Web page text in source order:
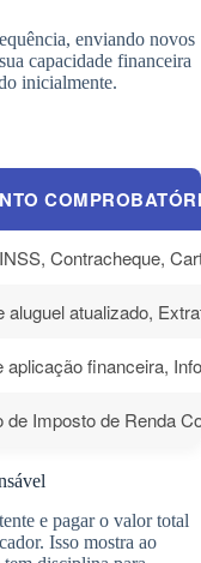
enviando novos
capacidade financeira
inicialmente.
Contracheque,
aluguel atualizado,
aplicação financeira,
de Imposto de Renda
e pagar o valor total
Isso mostra ao